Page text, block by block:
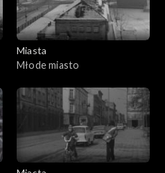
Miasta
Młode miasto